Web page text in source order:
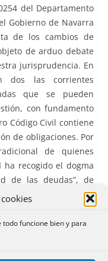
funcione bien y para
del Departamento
Gobierno de Navarra
de los cambios de
de arduo debate
jurisprudencia. En
dos las corrientes
que se pueden
con fundamento
Código Civil contiene
de obligaciones. Por
de quienes
recogido el dogma
de las deudas”, de
de sustitución
novatorio, con el
subjetiva por cambio
nueva entre nuevo